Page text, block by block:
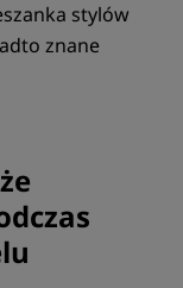
stylów
znane